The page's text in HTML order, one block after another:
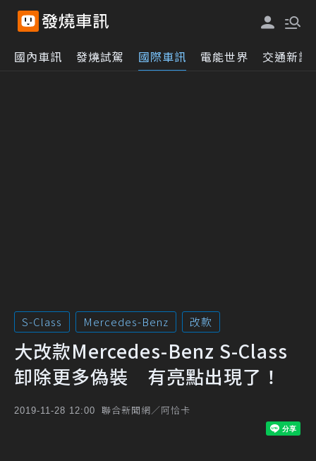
國內車訊 發燒試駕 國際車訊 電能世界 交通新訊
S-Class Mercedes-Benz 改款
大改款Mercedes-Benz S-Class
卸除更多偽裝 有亮點出現了！
2019-11-28 12:00 聯合新聞網／阿恰卡